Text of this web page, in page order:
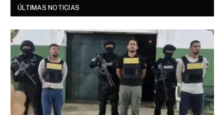
ÚLTIMAS NOTICIAS